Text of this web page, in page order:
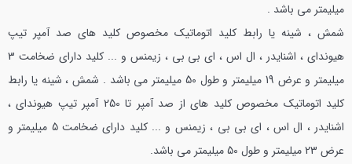
میلیمتر می باشد .
شمش ، شینه یا رابط کلید اتوماتیک مخصوص کلید های صد آمپر تیپ
هیوندای ، اشنایدر ، ال اس ، ای بی بی ، زیمنس و ... کلید دارای ضخامت 3
میلیمتر و عرض 19 میلیمتر و طول 50 میلیمتر می باشد .
شمش ، شینه یا رابط
کلید اتوماتیک مخصوص کلید های از صد آمپر تا 250 آمپر تیپ هیوندای ،
اشنایدر ، ال اس ، ای بی بی ، زیمنس و ... کلید دارای ضخامت 5 میلیمتر و
عرض 23 میلیمتر و طول 50 میلیمتر می باشد.